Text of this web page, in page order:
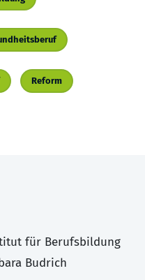
Reform
für Berufsbildung
Budrich